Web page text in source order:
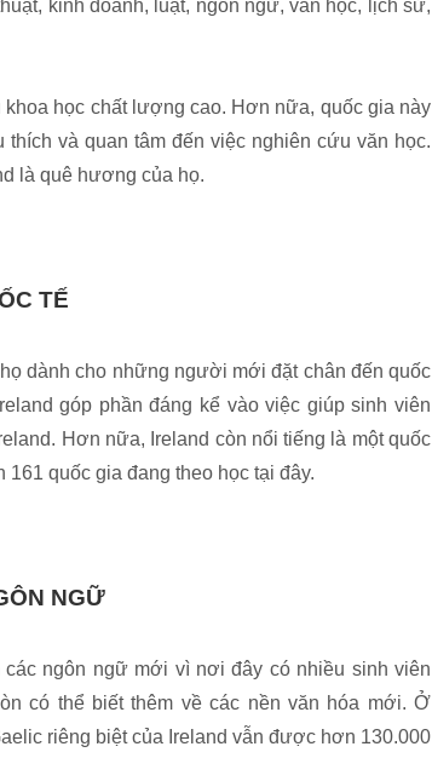
kinh doanh, luật, ngôn ngữ, văn học, lịch sử,
khoa học chất lượng cao. Hơn nữa, quốc gia này
và quan tâm đến việc nghiên cứu văn học.
là quê hương của họ.
TẾ
dành cho những người mới đặt chân đến quốc
góp phần đáng kể vào việc giúp sinh viên
Hơn nữa, Ireland còn nổi tiếng là một quốc
quốc gia đang theo học tại đây.
NGỮ
ngôn ngữ mới vì nơi đây có nhiều sinh viên
có thể biết thêm về các nền văn hóa mới. Ở
riêng biệt của Ireland vẫn được hơn 130.000